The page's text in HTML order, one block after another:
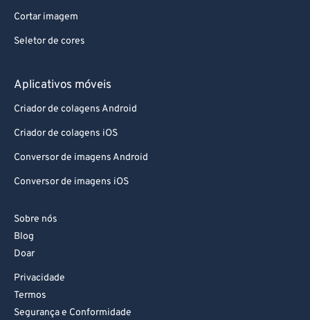
Cortar imagem
Seletor de cores
Aplicativos móveis
Criador de colagens Android
Criador de colagens iOS
Conversor de imagens Android
Conversor de imagens iOS
Sobre nós
Blog
Doar
Privacidade
Termos
Segurança e Conformidade